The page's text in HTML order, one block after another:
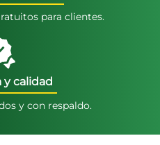
para clientes.
y calidad
y con respaldo.